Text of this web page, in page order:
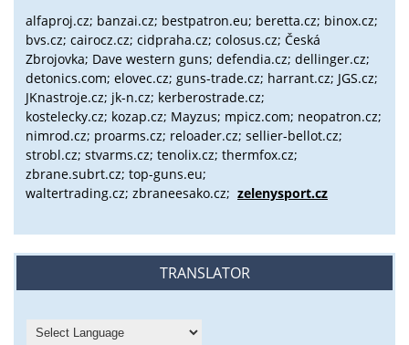
alfaproj.cz; banzai.cz; bestpatron.eu; beretta.cz; binox.cz;
bvs.cz; cairocz.cz; cidpraha.cz; colosus.cz; Česká
Zbrojovka; Dave western guns; defendia.cz; dellinger.cz;
detonics.com; elovec.cz; guns-trade.cz; harrant.cz; JGS.cz;
JKnastroje.cz; jk-n.cz; kerberostrade.cz;
kostelecky.cz; kozap.cz; Mayzus; mpicz.com; neopatron.cz;
nimrod.cz; proarms.cz; reloader.cz; sellier-bellot.cz;
strobl.cz; stvarms.cz; tenolix.cz; thermfox.cz;
zbrane.subrt.cz; top-guns.eu;
waltertrading.cz; zbraneesako.cz; zelenysport.cz
TRANSLATOR